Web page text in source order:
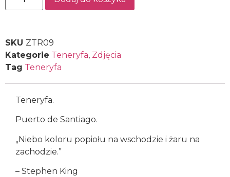
SKU ZTR09
Kategorie Teneryfa, Zdjęcia
Tag Teneryfa
Teneryfa.
Puerto de Santiago.
„Niebo koloru popiołu na wschodzie i żaru na
zachodzie.”
– Stephen King